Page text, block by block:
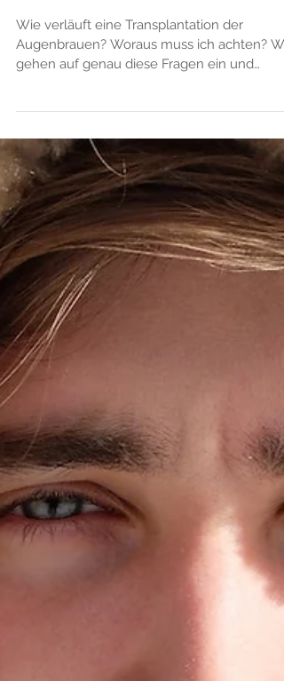
Die
tion
Wie verläuft eine Transplantation der
Augenbrauen? Woraus muss ich achten? Wir
gehen auf genau diese Fragen ein und
erklären, wieso es überh